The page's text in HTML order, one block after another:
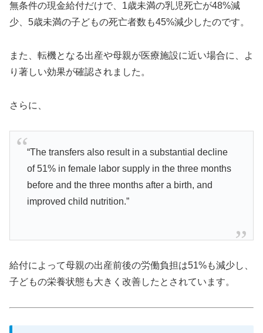
無条件の現金給付だけで、1歳未満の乳児死亡が48%減
少、5歳未満の子どもの死亡者数も45%減少したのです。
また、転機となる出産や母親が医療施設に近い場合に、よ
り著しい効果が確認されました。
さらに、
“The transfers also result in a substantial decline
of 51% in female labor supply in the three months
before and the three months after a birth, and
improved child nutrition.”
給付によって母親の出産前後の労働負担は51%も減少し、
子どもの栄養状態も大きく改善したとされています。